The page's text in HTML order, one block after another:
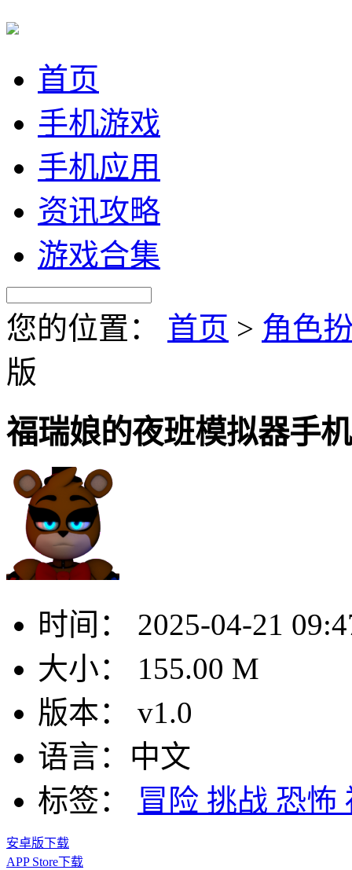
首页
手机游戏
手机应用
资讯攻略
游戏合集
您的位置： 首页 > 角色
版
福瑞娘的夜班模拟器手
时间：
2025-04-21
大小：
155.00 M
版本：
v1.0
语言： 中文
标签：
冒险 挑战 恐怖
安卓版下载
APP Store下载